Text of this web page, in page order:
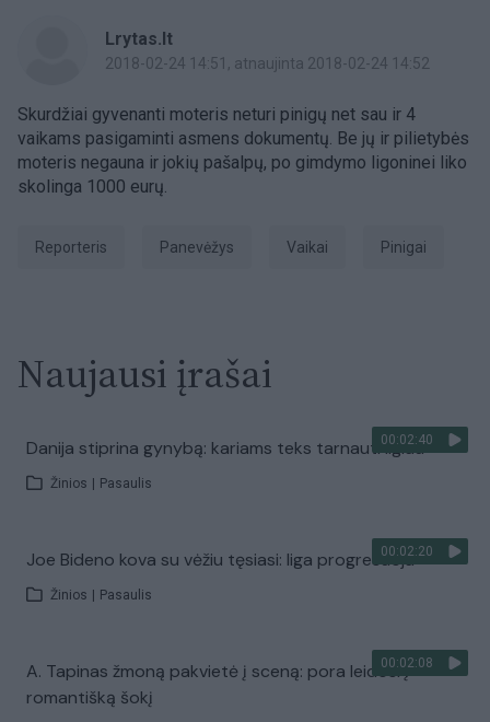
Lrytas.lt
2018-02-24 14:51 , atnaujinta 2018-02-24 14:52
Skurdžiai gyvenanti moteris neturi pinigų net sau ir 4
vaikams pasigaminti asmens dokumentų. Be jų ir pilietybės
moteris negauna ir jokių pašalpų, po gimdymo ligoninei liko
skolinga 1000 eurų.
Reporteris Panevėžys Vaikai Pinigai
Naujausi įrašai
00:02:40
Danija stiprina gynybą: kariams teks tarnauti ilgiau
Žinios Pasaulis
00:02:20
Joe Bideno kova su vėžiu tęsiasi: liga progresuoja
Žinios Pasaulis
00:02:08
A. Tapinas žmoną pakvietė į sceną: pora leidosi į
romantišką šokį